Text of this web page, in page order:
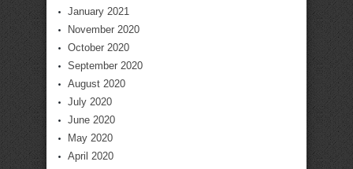
January 2021
November 2020
October 2020
September 2020
August 2020
July 2020
June 2020
May 2020
April 2020